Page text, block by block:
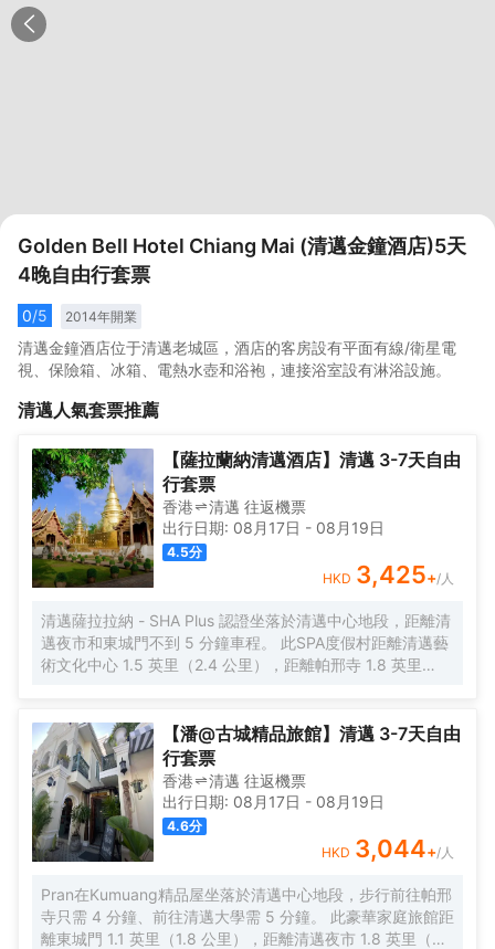
Golden Bell Hotel Chiang Mai (清邁金鐘酒店)5天
4晚自由行套票
0/5 2014年開業
清邁金鐘酒店位于清邁老城區，酒店的客房設有平面有線/衛星電
視、保險箱、冰箱、電熱水壺和浴袍，連接浴室設有淋浴設施。
清邁人氣套票推薦
【薩拉蘭納清邁酒店】清邁 3-7天自由
行套票
香港 清邁 往返機票
出行日期: 08月17日 - 08月19日
4.5分
HKD 3,425+/人
清邁薩拉拉納 - SHA Plus 認證坐落於清邁中心地段，距離清
邁夜市和東城門不到 5 分鐘車程。 此SPA度假村距離清邁藝
術文化中心 1.5 英里（2.4 公里），距離帕邢寺 1.8 英里
WiFi、禮賓服務和宴會廳。 您可以到餐廳享用一頓美餐，也
可以待在房間裏，享受度假村的部分時段客房送餐服務。在
忙碌的一天後，不妨去酒吧/酒廊輕鬆一下。每天 7:00 至
11:00 提供收費的全套早餐。 特色服務/設施包括豪華轎車或
公務車服務、電腦站點和大堂免費報紙。酒店提供免費自助
停車。 有 15 間空調客房提供迷你吧和DVD 播放器；您定能
在旅途中找到家的舒適。帶有衞星頻道的平板電視可滿足您
的娛樂需求；同時提供免費無線網絡，方便您與朋友保持聯
繫。私人浴室提供免費洗浴用品和吹風機。便利設施包括電
話，以及保險箱和書桌。
【潘@古城精品旅館】清邁 3-7天自由
行套票
香港 清邁 往返機票
出行日期: 08月17日 - 08月19日
4.6分
HKD 3,044+/人
Pran在Kumuang精品屋坐落於清邁中心地段，步行前往帕邢
寺只需 4 分鐘、前往清邁大學需 5 分鐘。 此豪華家庭旅館距
離東城門 1.1 英里（1.8 公里），距離清邁夜市 1.8 英里（3